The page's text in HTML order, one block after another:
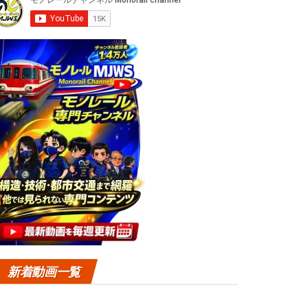
り
演
新着動画一覧